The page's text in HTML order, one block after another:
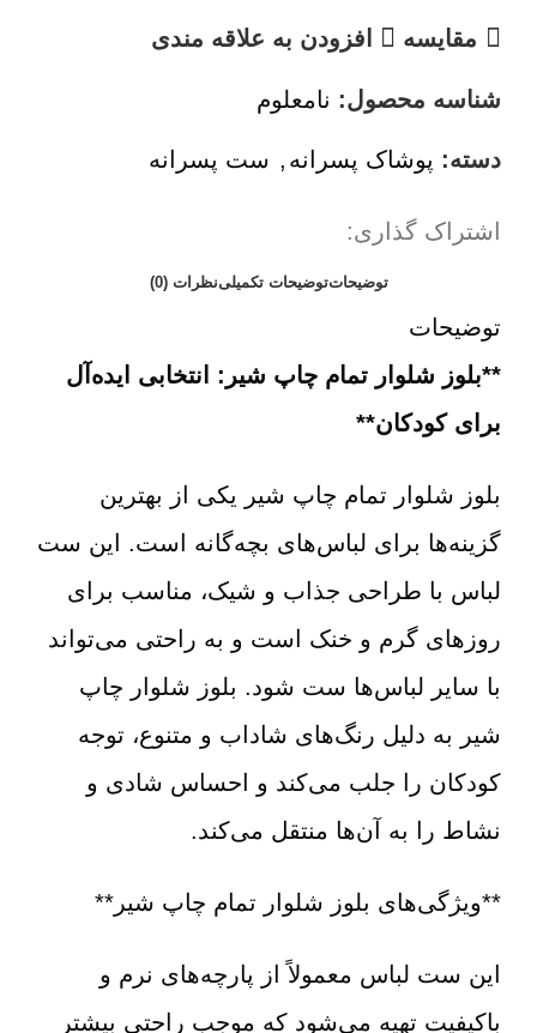
مقایسه افزودن به علاقه مندی
شناسه محصول: نامعلوم
دسته: پوشاک پسرانه , ست پسرانه
اشتراک گذاری:
توضیحاتتوضیحات تکمیلینظرات (0)
توضیحات
**بلوز شلوار تمام چاپ شیر: انتخابی ایده‌آل
برای کودکان**
بلوز شلوار تمام چاپ شیر یکی از بهترین
گزینه‌ها برای لباس‌های بچه‌گانه است. این ست
لباس با طراحی جذاب و شیک، مناسب برای
روزهای گرم و خنک است و به راحتی می‌تواند
با سایر لباس‌ها ست شود. بلوز شلوار چاپ
شیر به دلیل رنگ‌های شاداب و متنوع، توجه
کودکان را جلب می‌کند و احساس شادی و
نشاط را به آن‌ها منتقل می‌کند.
**ویژگی‌های بلوز شلوار تمام چاپ شیر**
این ست لباس معمولاً از پارچه‌های نرم و
باکیفیت تهیه می‌شود که موجب راحتی بیشتر